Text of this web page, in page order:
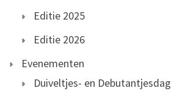
Editie 2025
Editie 2026
Evenementen
Duiveltjes- en Debutantjesdag